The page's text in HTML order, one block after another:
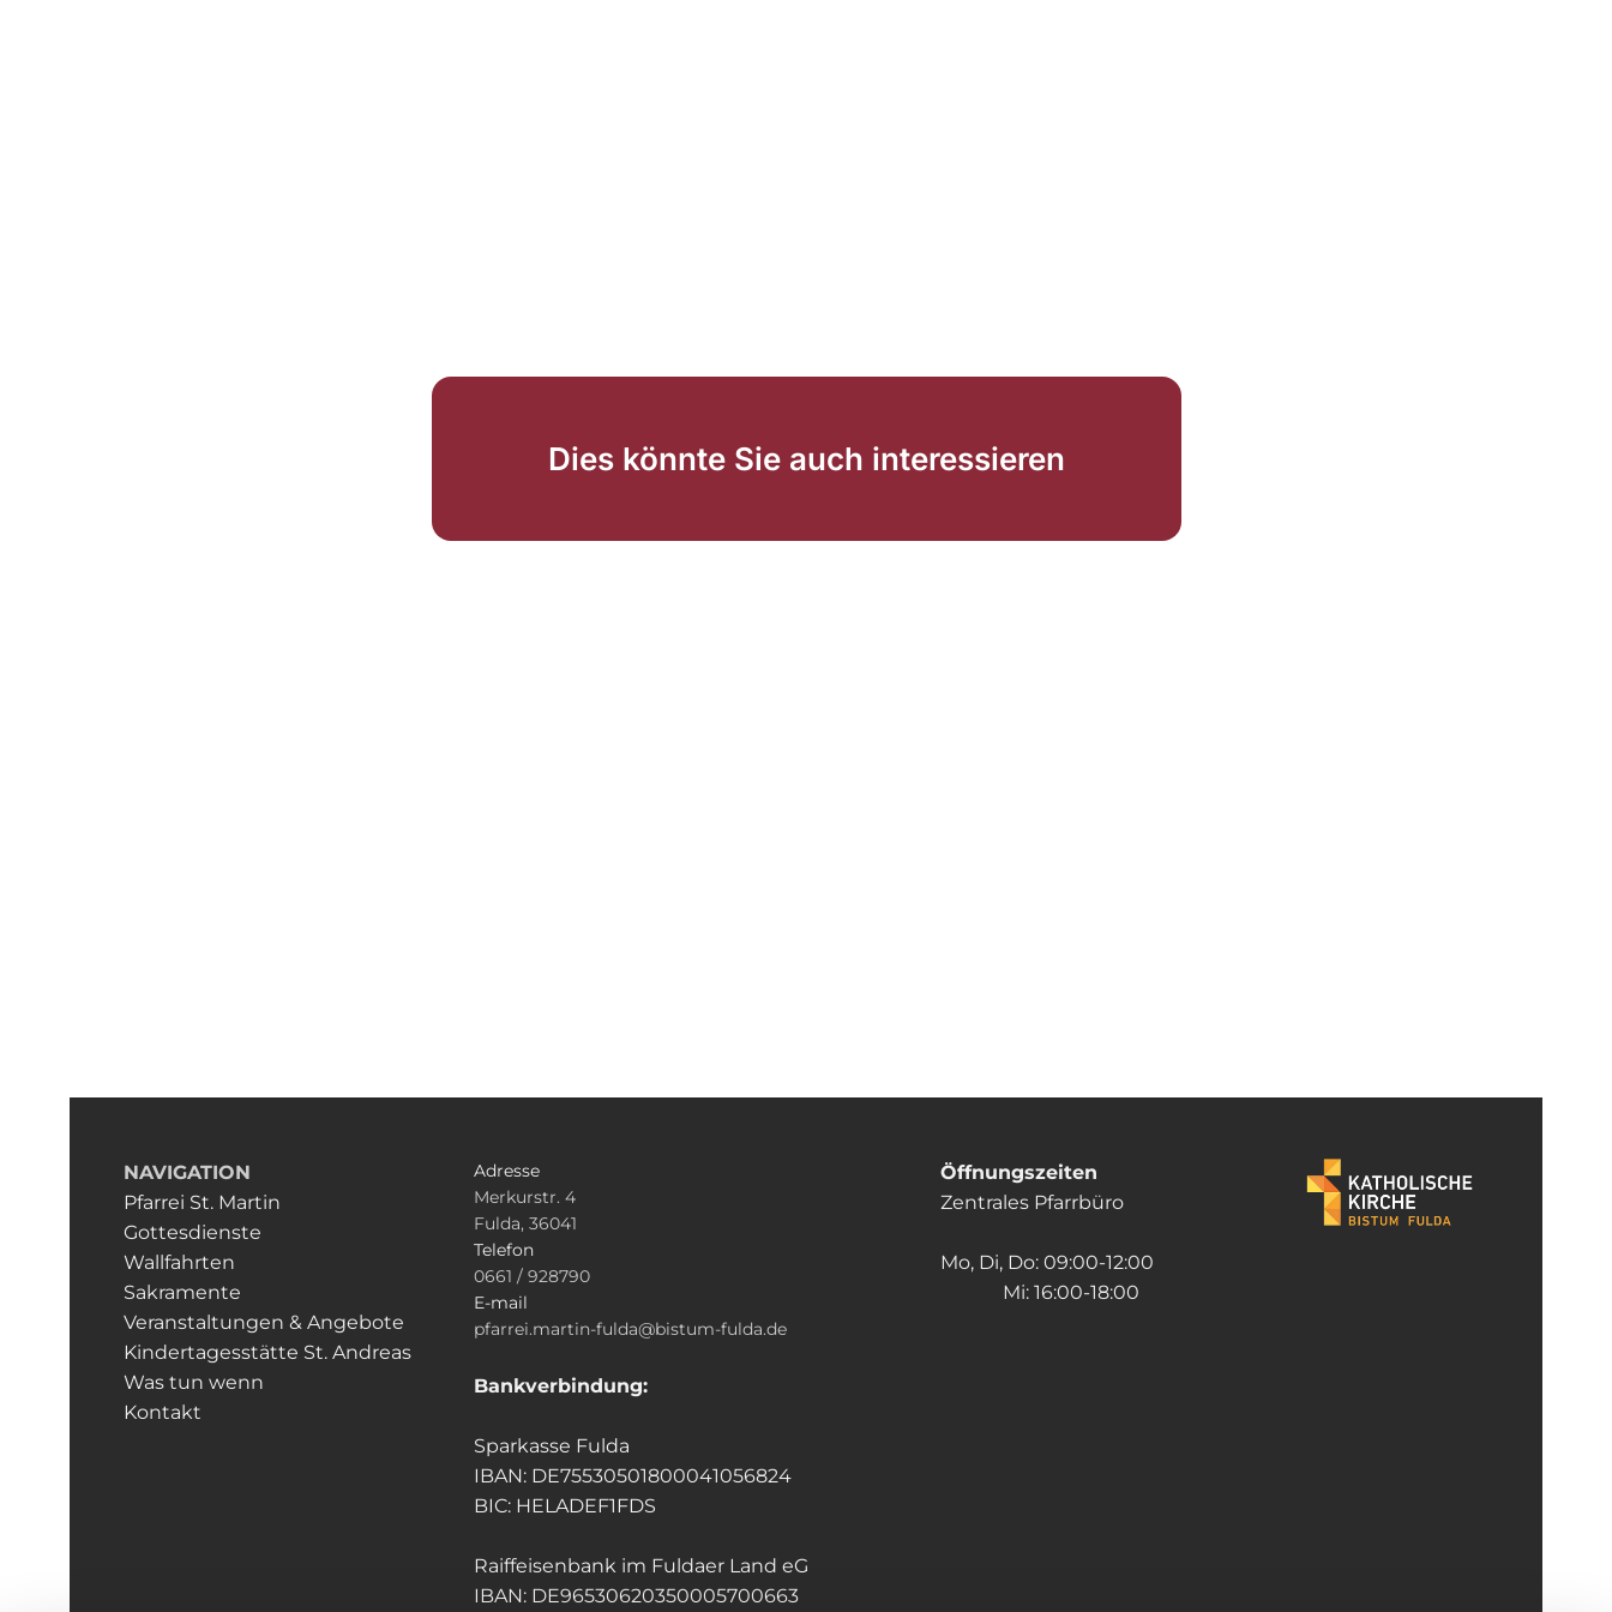
Dies könnte Sie auch interessieren
NAVIGATION
Pfarrei St. Martin
Gottesdienste
Wallfahrten
Sakramente
Veranstaltungen & Angebote
Kindertagesstätte St. Andreas
Was tun wenn
Kontakt
Adresse
Merkurstr. 4
Fulda, 36041
Telefon
0661 / 928790
E-mail
pfarrei.martin-fulda@bistum-fulda.de
Bankverbindung:
Sparkasse Fulda
IBAN: DE75530501800041056824
BIC: HELADEF1FDS
Raiffeisenbank im Fuldaer Land eG
IBAN: DE96530620350005700663
Öffnungszeiten
Zentrales Pfarrbüro
Mo, Di, Do: 09:00-12:00
Mi: 16:00-18:00